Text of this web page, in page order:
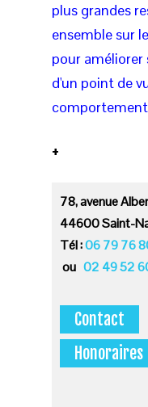
plus grandes
ensemble sur
pour améliorer
d'un point de
78, avenue
44600 Saint-
Tél :06 79 76
ou 02 49 52
Contact
Honoraires